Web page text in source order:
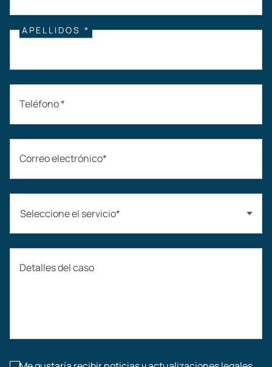
APELLIDOS *
Teléfono *
Correo electrónico*
Seleccione el servicio*
Accidentes automovilísticos
Lesiones laborales
Detalles del caso